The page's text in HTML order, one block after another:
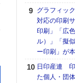
グラフィッ
対応の印刷
印刷」「広
ル）」「擬
ー印刷」が
日印産連 印
た個人・団